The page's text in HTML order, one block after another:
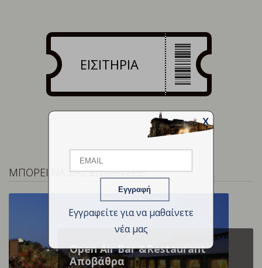
X
Name
Εγγραφείτε για να μαθαίνετε
νέα μας
ΕΙΣΙΤΗΡΙΑ
ΜΠΟΡΕΙ ΝΑ ΣΑΣ ΕΝΔΙΑΦΕΡΕΙ…
Open Air Bar &Restaurant
Αποβάθρα